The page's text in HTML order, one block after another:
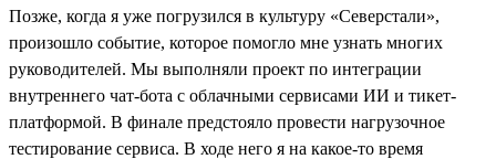
Позже, когда я уже погрузился в культуру «Северстали»,
произошло событие, которое помогло мне узнать многих
руководителей. Мы выполняли проект по интеграции
внутреннего чат-бота с облачными сервисами ИИ и тикет-
платформой. В финале предстояло провести нагрузочное
тестирование сервиса. В ходе него я на какое-то время